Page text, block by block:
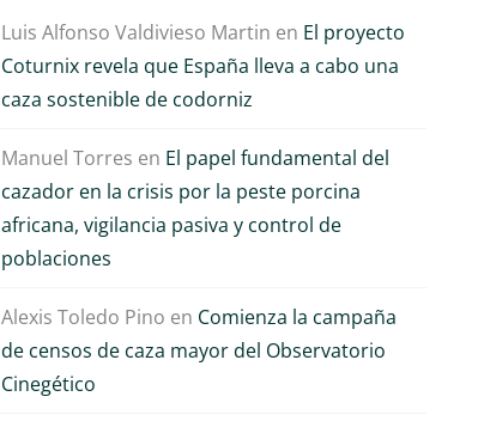
sin resolver
17 de diciembre de 2020 | 0
Comentarios
presentación del
Proyecto Zorzales
Luis Alfonso Valdivieso Martin en El proyecto
Coturnix revela que España lleva a cabo una
caza sostenible de codorniz
Manuel Torres en El papel fundamental del
cazador en la crisis por la peste porcina
africana, vigilancia pasiva y control de
poblaciones
Alexis Toledo Pino en Comienza la campaña
de censos de caza mayor del Observatorio
Cinegético